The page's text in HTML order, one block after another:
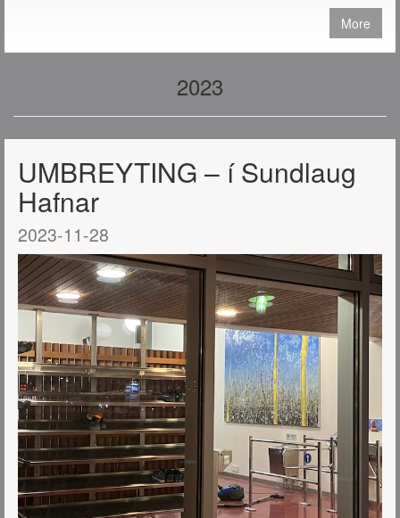
More
2023
UMBREYTING – í Sundlaug
Hafnar
2023-11-28